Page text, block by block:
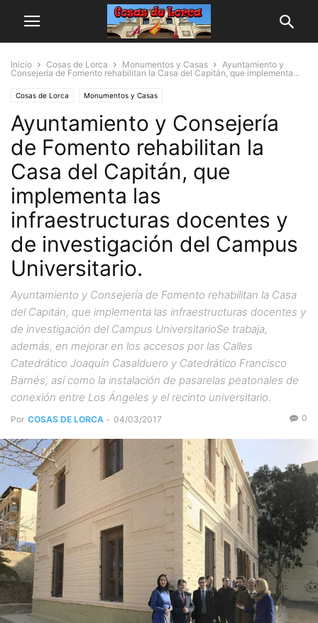
Inicio Cosas de Lorca Monumentos y Casas
Ayuntamiento y
Consejería de Fomento rehabilitan la Casa del Capitán, que implementa...
Cosas de Lorca Monumentos y Casas
Ayuntamiento y Consejería
de Fomento rehabilitan la
Casa del Capitán, que
implementa las
infraestructuras docentes y
de investigación del Campus
Universitario.
Ayuntamiento y Consejería de Fomento rehabilitan la Casa
del Capitán, que implementa las infraestructuras docentes y
de investigación del Campus UniversitarioSe trabaja,
además, en mejorar en los accesos por las Calles
Catedrático Joaquín Casalduero y Catedrático Francisco
Barnés, así como la instalación de pasarelas peatonales de
conexión entre Los Ángeles y el recinto universitario.
Por COSAS DE LORCA - 04/03/2017 0